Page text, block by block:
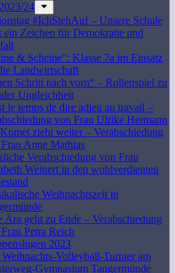
24
#IchStehAuf – Unsere Schule
ein Zeichen für Demokratie und
& Scheine“: Klasse 7a im Einsatz
Landwirtschaft
Schritt nach vorn“ – Rollenspiel zu
Ungleichheit
le temps de dire adieu au travail –
von Frau Ulrike Hermann
zieht weiter – Verabschiedung
Anne Mathias
Verabschiedung von Frau
Weinert in den wohlverdienten
Weihnachtszeit in
Ära geht zu Ende – Verabschiedung
Petra Reich
2023
Weihnachts-Volleyball-Turnier am
Gymnasium Tangermünde